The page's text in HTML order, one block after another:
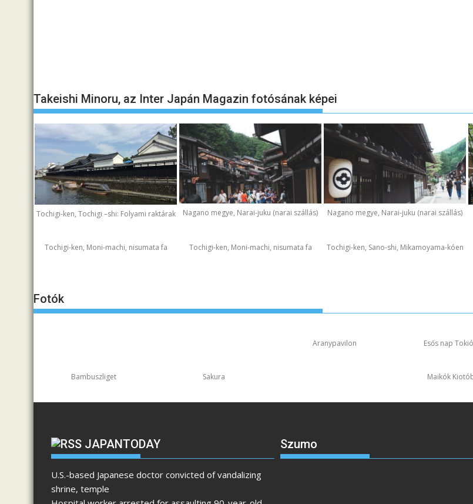
Takeishi Minoru, az Inter Japán Magazin fotósának képei
Tochigi-ken, Tochigi –shi: Folyami raktárak Nagano megye, Narai-juku (narai szállás) Nagano megye, Narai-juku (narai szállás)
Tochigi-ken, Moni-machi, nisumata fa Tochigi-ken, Moni-machi, nisumata fa Tochigi-ken, Sano-shi, Mikamoyama-kóen
Fotók
Aranypavilon Esős nap
Bambuszliget Sakura Maikók
JAPANTODAY
U.S.-based Japanese doctor convicted of vandalizing
shrine, temple
Szumo